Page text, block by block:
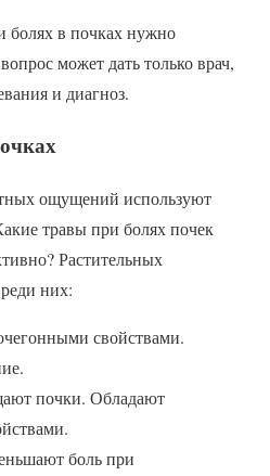
болях в почках нужно
может дать только врач,
и диагноз.
ощущений используют
травы при болях почек
Растительных
них:
свойствами.
почки. Обладают
боль при